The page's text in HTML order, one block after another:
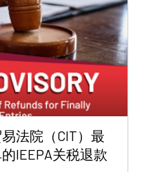
法院（CIT）最
IEEPA关税退款